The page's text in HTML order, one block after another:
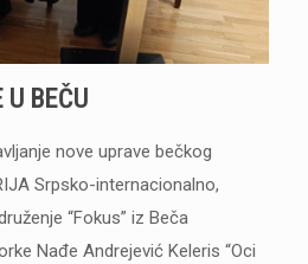
U BEČU
nove uprave bečkog
Srpsko-internacionalno,
“Fokus” iz Beča
Nađe Andrejević Keleris “Oci